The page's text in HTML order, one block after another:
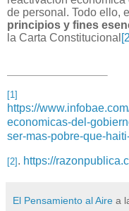
de personal. Todo ello,
principios y fines
la Carta Constitucional
[1]
https://
economicas-del-
ser-mas-pobre-que-
[2] . https://
El Pensamiento al Aire a